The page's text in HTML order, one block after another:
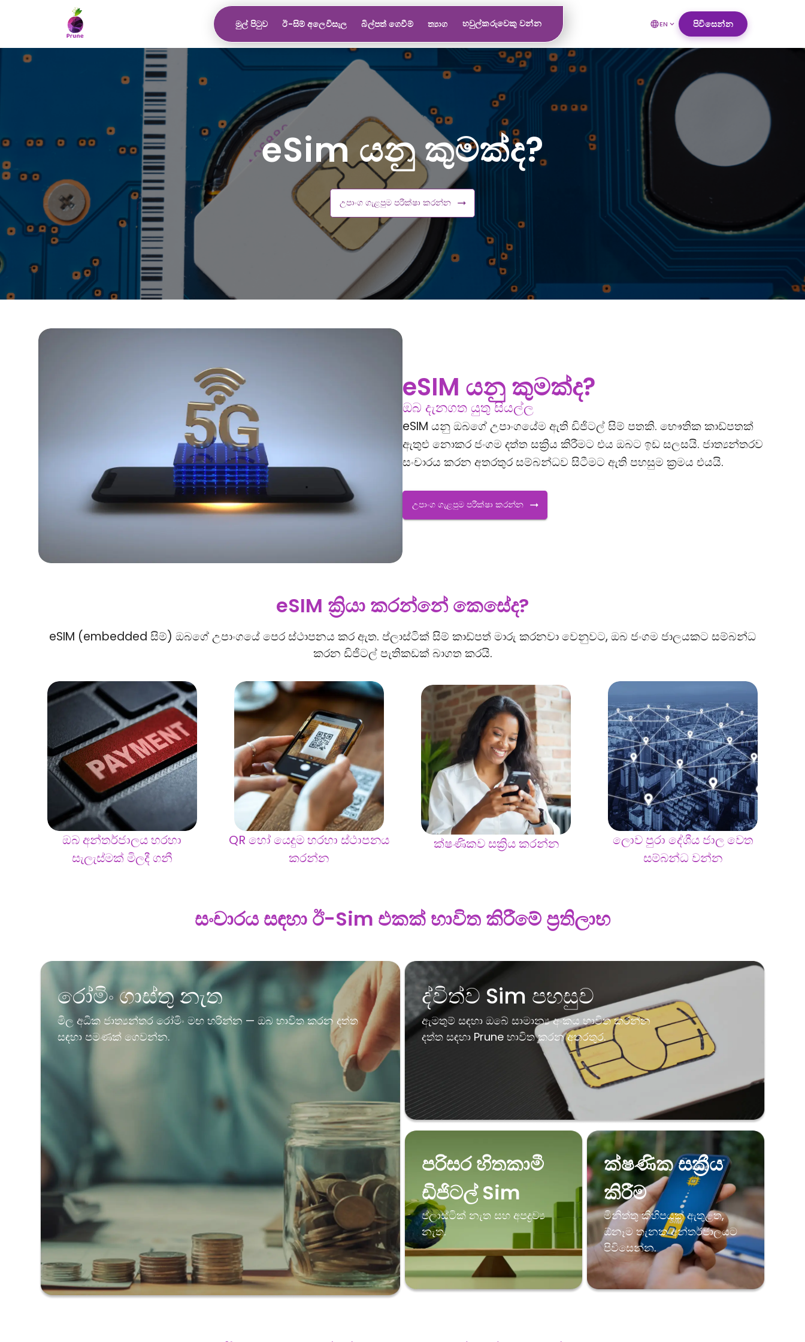
මුල් පිටුව ඊ-සිම් අලෙවිසැල බිල්පත් ගෙවීම් ත්‍යාග හවුල්කරුවෙකු වන්න EN පිවිසෙන්න
eSim යනු කුමක්ද?
උපාංග ගැළපුම පරීක්ෂා කරන්න
eSIM යනු කුමක්ද?
ඔබ දැනගත යුතු සියල්ල
eSIM යනු ඔබගේ උපාංගයේම ඇති ඩිජිටල් සිම් පතකි. භෞතික කාඩ්පතක්
ඇතුළු නොකර ජංගම දත්ත සක්‍රිය කිරීමට එය ඔබට ඉඩ සලසයි. ජාත්‍යන්තරව
සංචාරය කරන අතරතුර සම්බන්ධව සිටීමට ඇති පහසුම ක්‍රමය එයයි.
උපාංග ගැළපුම පරීක්ෂා කරන්න
eSIM ක්‍රියා කරන්නේ කෙසේද?
eSIM (embedded සිම්) ඔබගේ උපාංගයේ පෙර ස්ථාපනය කර ඇත. ප්ලාස්ටික් සිම් කාඩ්පත් මාරු කරනවා වෙනුවට, ඔබ ජංගම ජාලයකට සම්බන්ධ
කරන ඩිජිටල් පැතිකඩක් බාගත කරයි.
ඔබ අන්තර්ජාලය හරහා
සැලැස්මක් මිලදී ගනී
QR හෝ යෙදුම හරහා ස්ථාපනය
කරන්න
ක්ෂණිකව සක්‍රිය කරන්න
ලොව පුරා දේශීය ජාල වෙත
සම්බන්ධ වන්න
සංචාරය සඳහා ඊ-Sim එකක් භාවිත කිරීමේ ප්‍රතිලාභ
රෝමිං ගාස්තු නැත
මිල අධික ජාත්‍යන්තර රෝමිං මඟ හරින්න — ඔබ භාවිත කරන දත්ත
සඳහා පමණක් ගෙවන්න.
ද්විත්ව Sim පහසුව
ඇමතුම් සඳහා ඔබේ සාමාන්‍ය අංකය භාවිත කරන්න
දත්ත සඳහා Prune භාවිත කරන අතරතුර.
පරිසර හිතකාමී
ඩිජිටල් Sim
ප්ලාස්ටික් නැත සහ අපද්‍රව්‍ය
නැත.
ක්ෂණික සක්‍රීය
කිරීම
මිනිත්තු කිහිපයක් ඇතුළත,
ඕනෑම තැනක අන්තර්ජාලයට
පිවිසෙන්න.